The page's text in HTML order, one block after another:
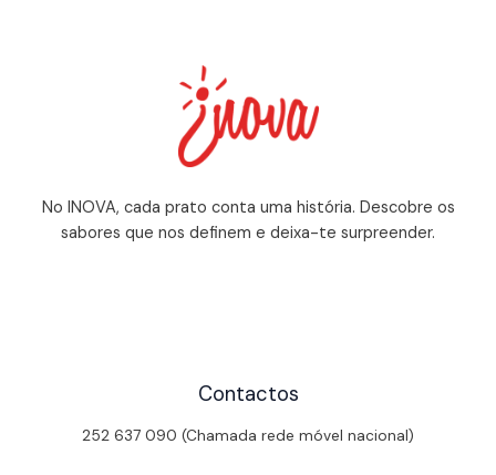
No INOVA, cada prato conta uma história. Descobre os
sabores que nos definem e deixa-te surpreender.
Contactos
252 637 090 (Chamada rede móvel nacional)